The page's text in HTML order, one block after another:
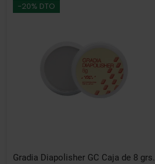
-20% DTO
Gradia Diapolisher GC Caja de 8 grs.